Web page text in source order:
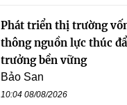
Phát triển thị trường
thông nguồn lực thúc
trưởng bền vững
Bảo San
10:04 08/08/2026